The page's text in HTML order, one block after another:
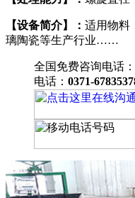
【设备简介】： 适用物料
璃陶瓷等生产行业……
全国免费咨询电话：
电话： 0371-